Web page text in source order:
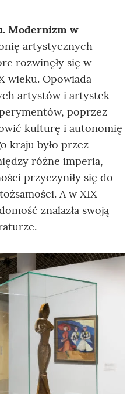
Modernizm w
artystycznych
rozwinęły się w
wieku. Opowiada
artystów i artystek
poprzez
kulturę i autonomię
kraju było przez
różne imperia,
przyczyniły się do
A w XIX
znalazła swoją